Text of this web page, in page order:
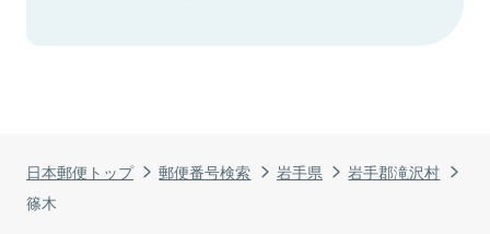
日本郵便トップ 郵便番号検索 岩手県
岩手郡滝沢村
篠木